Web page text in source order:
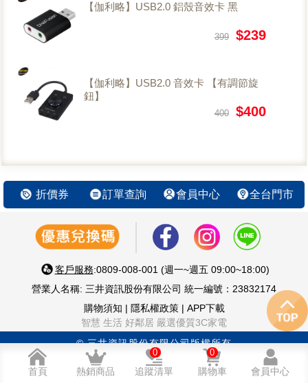
【伽利略】USB2.0 鋁殼音效卡 黑
399 $239
【伽利略】USB2.0 音效卡 【有調節旋
鈕】
400 $400
折價券 訂單查詢 會員中心 全台門市
客戶服務:0809-008-001 (週一~週五 09:00~18:00)
營業人名稱: 三井資訊股份有限公司 統一編號：23832174
購物須知 | 隱私權政策| APP下載
智慧 生活 好鄰居 嚴選優質3C家電
© 三井資訊股份有限公司版權所有
首頁 熱銷商品 追蹤清單
0
購物車
0
會員中心